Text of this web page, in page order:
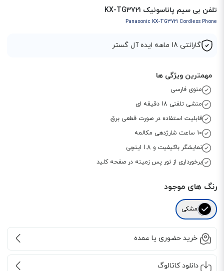
تلفن بی سیم پاناسونیک KX-TG3721
Panasonic KX-TG3721 Cordless Phone
گارانتی 18 ماهه ایده آل گستر
مهمترین ویژگی ها
منوی فارسی
منشی تلفنی 18 دقیقه ای
قابلیت استفاده در صورت قطعی برق
10 ساعت شارژدهی مکالمه
نمایشگر باکیفیت و 1.8 اینچی
برخورداری از نور پس زمینه در صفحه کلید
رنگ های موجود
مشکی
خرید حضوری یا عمده
دانلود کاتالوگ